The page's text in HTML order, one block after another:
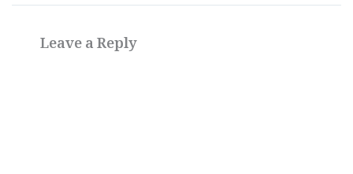
Leave a Reply